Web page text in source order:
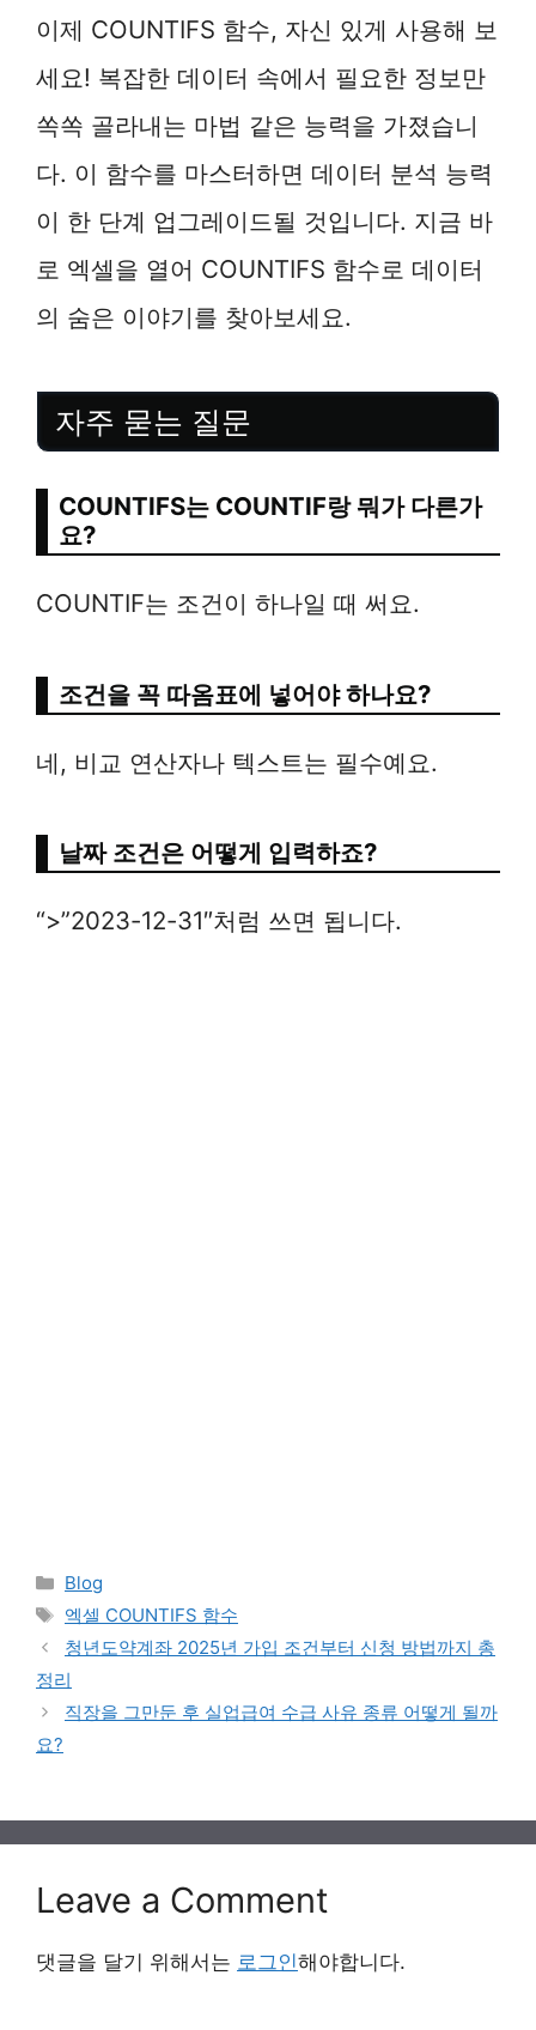
이제 COUNTIFS 함수, 자신 있게 사용해 보
세요! 복잡한 데이터 속에서 필요한 정보만
쏙쏙 골라내는 마법 같은 능력을 가졌습니
다. 이 함수를 마스터하면 데이터 분석 능력
이 한 단계 업그레이드될 것입니다. 지금 바
로 엑셀을 열어 COUNTIFS 함수로 데이터
의 숨은 이야기를 찾아보세요.
자주 묻는 질문
COUNTIFS는 COUNTIF랑 뭐가 다른가
요?
COUNTIF는 조건이 하나일 때 써요.
조건을 꼭 따옴표에 넣어야 하나요?
네, 비교 연산자나 텍스트는 필수예요.
날짜 조건은 어떻게 입력하죠?
“>”2023-12-31″처럼 쓰면 됩니다.
Categories
Blog
Tags
엑셀 COUNTIFS 함수
청년도약계좌 2025년 가입 조건부터 신청 방법까지 총
정리
직장을 그만둔 후 실업급여 수급 사유 종류 어떻게 될까
요?
Leave a Comment
댓글을 달기 위해서는 로그인해야합니다.